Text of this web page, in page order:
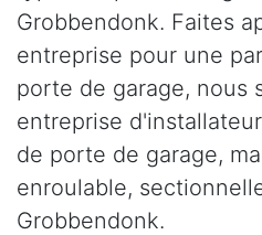
Grobbendonk. Faites
entreprise pour une
porte de garage, nous
entreprise
de porte de garage,
enroulable,
Grobbendonk.